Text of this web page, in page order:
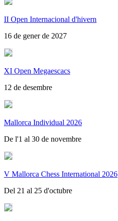
II Open Internacional d'hivern
16 de gener de 2027
XI Open Megaescacs
12 de desembre
Mallorca Individual 2026
De l'1 al 30 de novembre
V Mallorca Chess International 2026
Del 21 al 25 d'octubre